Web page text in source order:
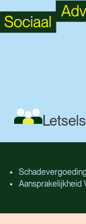
Schadevergoeding
Aansprakelijkheid